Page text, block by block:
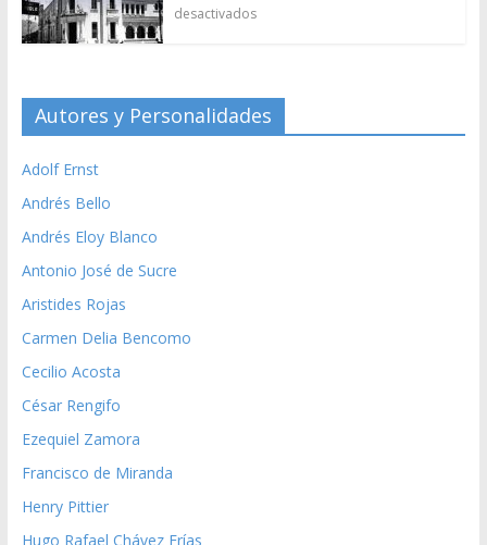
desactivados
Autores y Personalidades
Adolf Ernst
Andrés Bello
Andrés Eloy Blanco
Antonio José de Sucre
Aristides Rojas
Carmen Delia Bencomo
Cecilio Acosta
César Rengifo
Ezequiel Zamora
Francisco de Miranda
Henry Pittier
Hugo Rafael Chávez Frías